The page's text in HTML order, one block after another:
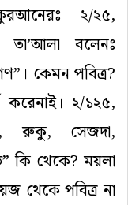
২/২৫,
বলেনঃ
কেমন পবিত্র?
২/১২৫,
রুকু, সেজদা,
কি থেকে? ময়লা
থেকে পবিত্র না